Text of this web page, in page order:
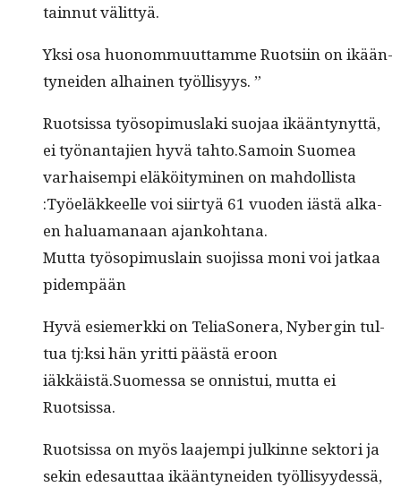
tain­nut välittyä.
Yksi osa huonom­muut­tamme Ruot­si­in on ikään­
tynei­den alhainen työllisyys. ”
Ruot­sis­sa työ­sopimus­la­ki suo­jaa ikään­tynyt­tä,
ei työ­nan­ta­jien hyvä tahto.Samoin Suomea
varhaisem­pi eläköi­tymi­nen on mah­dol­lista
:Työeläk­keelle voi siir­tyä 61 vuo­den iästä alka­
en halu­a­manaan ajankohtana.
Mut­ta työ­sopimus­lain suo­jis­sa moni voi jatkaa
pidempään
Hyvä esiemerk­ki on Telia­Son­era, Nyber­gin tul­
tua tj:ksi hän yrit­ti päästä eroon
iäkkäistä.Suomessa se onnis­tui, mut­ta ei
Ruotsissa.
Ruot­sis­sa on myös laa­jem­pi julkinne sek­tori ja
sekin edesaut­taa ikään­tynei­den työl­lisyy­dessä,